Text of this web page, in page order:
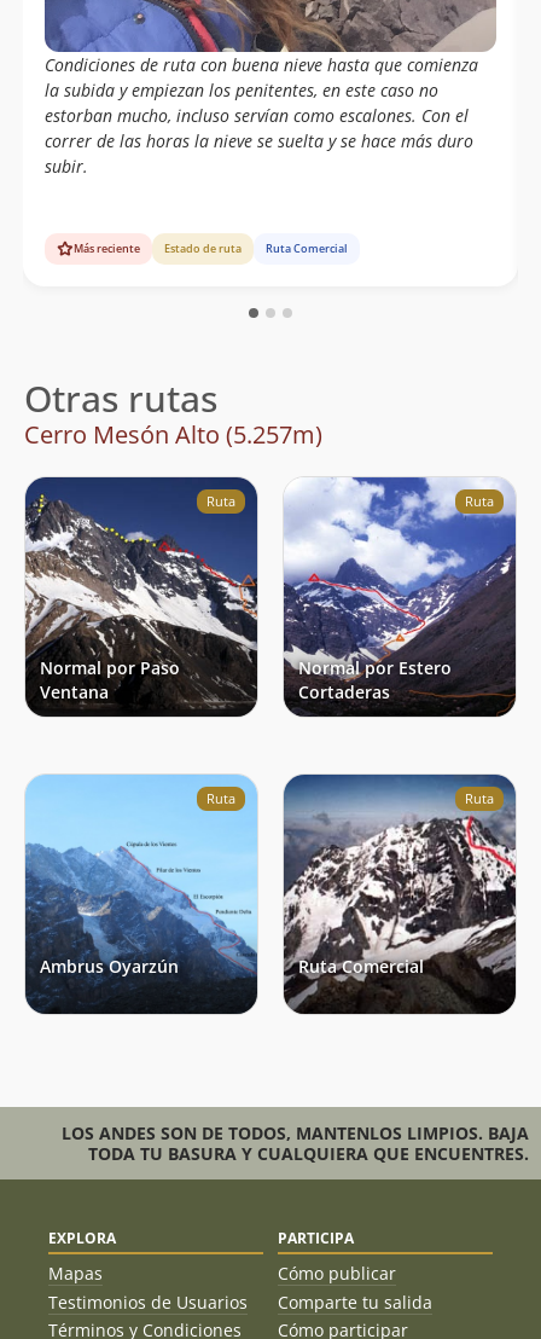
Condiciones de ruta con buena nieve hasta que comienza
la subida y empiezan los penitentes, en este caso no
estorban mucho, incluso servían como escalones. Con el
correr de las horas la nieve se suelta y se hace más duro
subir.
Más reciente Estado de ruta Ruta Comercial
Otras rutas
Cerro Mesón Alto (5.257m)
Ruta
Normal por Paso
Ventana
Ruta
Normal por Estero
Cortaderas
Ruta
Ambrus Oyarzún
Ruta
Ruta Comercial
LOS ANDES SON DE TODOS, MANTENLOS LIMPIOS. BAJA
TODA TU BASURA Y CUALQUIERA QUE ENCUENTRES.
EXPLORA
Mapas
Testimonios de Usuarios
Términos y Condiciones
PARTICIPA
Cómo publicar
Comparte tu salida
Cómo participar